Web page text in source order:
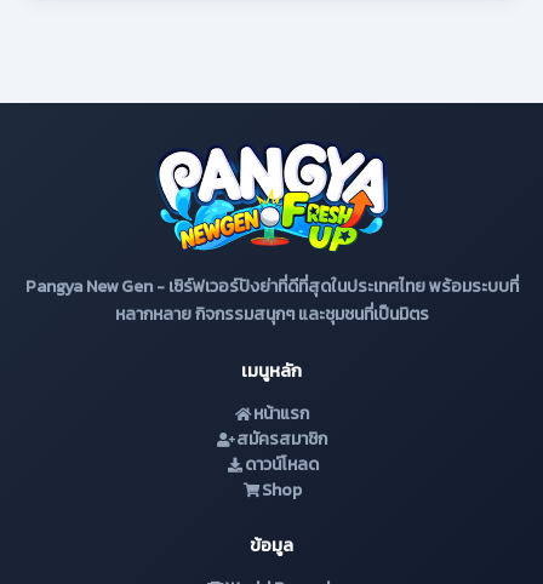
Pangya New Gen - เซิร์ฟเวอร์ปังย่าที่ดีที่สุดในประเทศไทย พร้อมระบบที่
หลากหลาย กิจกรรมสนุกๆ และชุมชนที่เป็นมิตร
เมนูหลัก
หน้าแรก
สมัครสมาชิก
ดาวน์โหลด
Shop
ข้อมูล